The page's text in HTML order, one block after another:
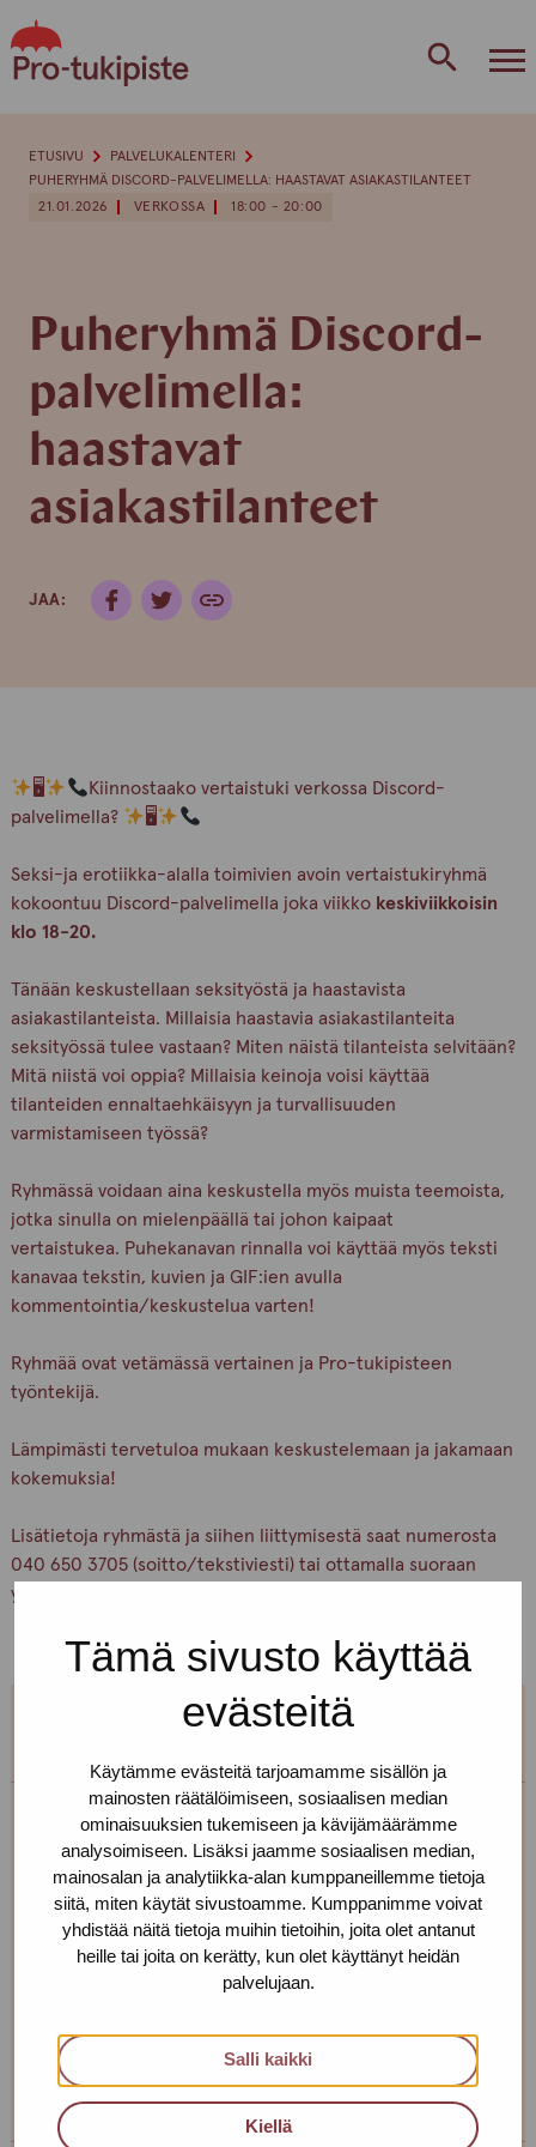
Tämä sivusto käyttää
evästeitä
Käytämme evästeitä tarjoamamme sisällön ja
mainosten räätälöimiseen, sosiaalisen median
ominaisuuksien tukemiseen ja kävijämäärämme
analysoimiseen. Lisäksi jaamme sosiaalisen median,
mainosalan ja analytiikka-alan kumppaneillemme tietoja
siitä, miten käytät sivustoamme. Kumppanimme voivat
yhdistää näitä tietoja muihin tietoihin, joita olet antanut
heille tai joita on kerätty, kun olet käyttänyt heidän
palvelujaan.
Salli kaikki
Kiellä
to
content
21.01.2026 VERKOSSA 18:00 - 20:00
Puheryhmä Discord-
palvelimella:
haastavat
asiakastilanteet
JAA:
ETUSIVU
PALVELUKALENTERI
PUHERYHMÄ DISCORD-PALVELIMELLA: HAASTAVAT ASIAKASTILANTEET
🖥
Kiinnostaako vertaistuki verkossa Discord-
palvelimella?
🖥
Seksi-ja erotiikka-alalla toimivien avoin vertaistukiryhmä
kokoontuu Discord-palvelimella joka viikko keskiviikkoisin
klo 18-20.
Tänään keskustellaan seksityöstä ja haastavista
asiakastilanteista. Millaisia haastavia asiakastilanteita
seksityössä tulee vastaan? Miten näistä tilanteista selvitään?
Mitä niistä voi oppia? Millaisia keinoja voisi käyttää
tilanteiden ennaltaehkäisyyn ja turvallisuuden
varmistamiseen työssä?
Ryhmässä voidaan aina keskustella myös muista teemoista,
jotka sinulla on mielenpäällä tai johon kaipaat
vertaistukea. Puhekanavan rinnalla voi käyttää myös teksti
kanavaa tekstin, kuvien ja GIF:ien avulla
kommentointia/keskustelua varten!
Ryhmää ovat vetämässä vertainen ja Pro-tukipisteen
työntekijä.
Lämpimästi tervetuloa mukaan keskustelemaan ja jakamaan
kokemuksia!
Lisätietoja ryhmästä ja siihen liittymisestä saat numerosta
040 650 3705 (soitto/tekstiviesti) tai ottamalla suoraan
yhteyttä Erjaan tai Tainaan.
Erja Aalto
Toimipiste: Helsinki
Kehittämiskoordinaattori, sairaanhoitaja,
työnohjaaja
erja.aalto(at)protukipiste.fi
Henkilön
osaama
kieli
Henkilön
osaama
kieli